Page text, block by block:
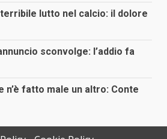
lutto nel calcio: il dolore
sconvolge: l’addio fa
n’è fatto male un altro: Conte